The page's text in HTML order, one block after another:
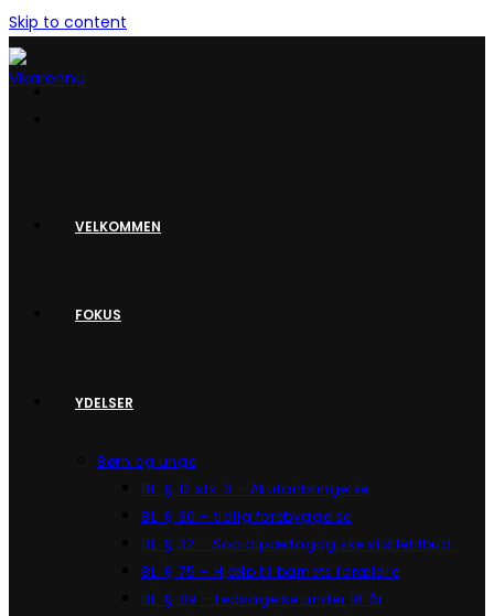
Skip to content
VELKOMMEN
FOKUS
YDELSER
Børn og unge
BL. § 12 stk. 3 – Akutanbringelse
BL. § 30 – tidlig forebyggelse
BL. § 32 – Socialpædagogiske støttetilbud
BL. § 75 – Hjælp til barnets forældre
BL. § 89 – Ledsagelse under 18 år